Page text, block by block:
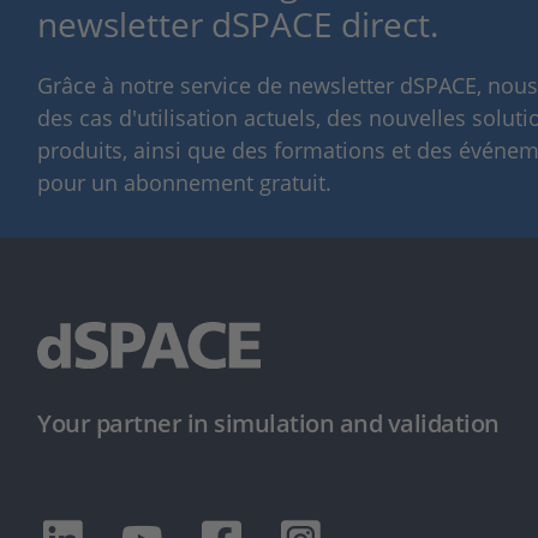
newsletter dSPACE direct.
Grâce à notre service de newsletter dSPACE,
des cas d'utilisation actuels, des nouvelles
produits, ainsi que des formations et des
pour un abonnement gratuit.
Your partner in simulation and validation